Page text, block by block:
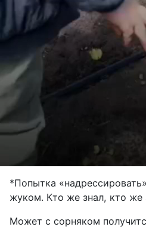
*Попытка
жуком. Кто же знал, кто же
Может с сорняком